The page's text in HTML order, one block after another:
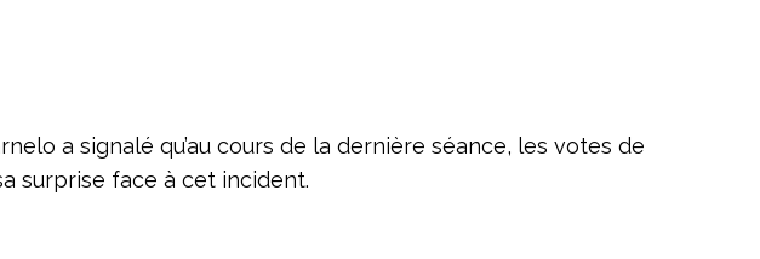
a signalé qu’au cours de la dernière séance, les votes de
surprise face à cet incident.